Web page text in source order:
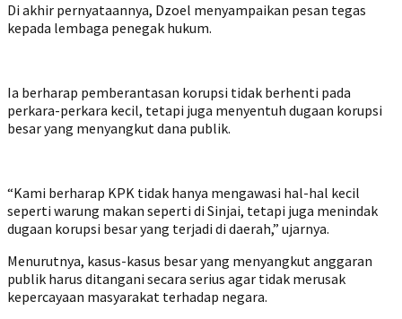
Di akhir pernyataannya, Dzoel menyampaikan pesan tegas
kepada lembaga penegak hukum.
Ia berharap pemberantasan korupsi tidak berhenti pada
perkara-perkara kecil, tetapi juga menyentuh dugaan korupsi
besar yang menyangkut dana publik.
“Kami berharap KPK tidak hanya mengawasi hal-hal kecil
seperti warung makan seperti di Sinjai, tetapi juga menindak
dugaan korupsi besar yang terjadi di daerah,” ujarnya.
Menurutnya, kasus-kasus besar yang menyangkut anggaran
publik harus ditangani secara serius agar tidak merusak
kepercayaan masyarakat terhadap negara.